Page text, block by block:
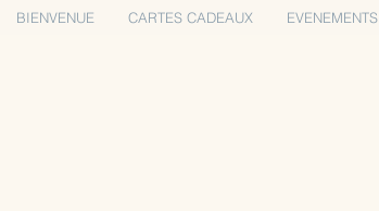
BIENVENUE CARTES CADEAUX EVENEMENTS